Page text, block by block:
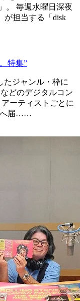
。 毎週水曜日深夜
が担当する「disk
特集”
たジャンル・枠に
どのデジタルコン
ーティストごとに
へ届……